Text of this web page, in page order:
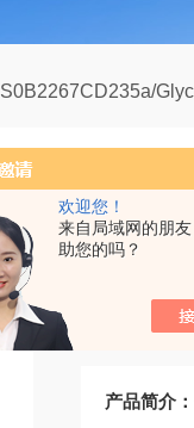
欢迎您！
来自局域网的朋
助您的吗？
S0B2267CD235a/Glycophorin A Recombinant
DT-
产品简介：